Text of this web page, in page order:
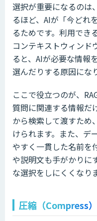
選択が重要になるのは
るほど、AIが「今どれ
るためです。利用でき
コンテキストウィンド
ると、AIが必要な情報
選んだりする原因にな
ここで役立つのが、
質問に関連する情報だ
から検索して渡すため
けられます。また、デ
やすく一貫した名前を
や説明文も手がかりに
な選択をしにくくなり
圧縮（Compress）